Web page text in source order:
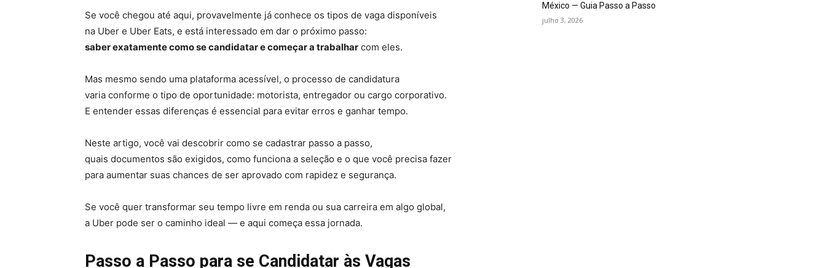
Se você chegou até aqui, provavelmente já conhece os tipos de vaga disponíveis
na Uber e Uber Eats, e está interessado em dar o próximo passo:
saber exatamente como se candidatar e começar a trabalhar com eles.
Mas mesmo sendo uma plataforma acessível, o processo de candidatura
varia conforme o tipo de oportunidade: motorista, entregador ou cargo corporativo.
E entender essas diferenças é essencial para evitar erros e ganhar tempo.
Neste artigo, você vai descobrir como se cadastrar passo a passo,
quais documentos são exigidos, como funciona a seleção e o que você precisa fazer
para aumentar suas chances de ser aprovado com rapidez e segurança.
Se você quer transformar seu tempo livre em renda ou sua carreira em algo global,
a Uber pode ser o caminho ideal — e aqui começa essa jornada.
Passo a Passo para se Candidatar às Vagas
México — Guia Passo a Passo
julho 3, 2026